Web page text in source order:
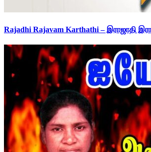
Rajadhi Rajavam Karthathi – இராஜாதி